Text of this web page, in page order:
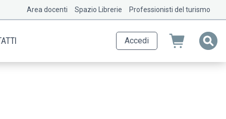
Area docenti Spazio Librerie Professionisti del turismo
Accedi